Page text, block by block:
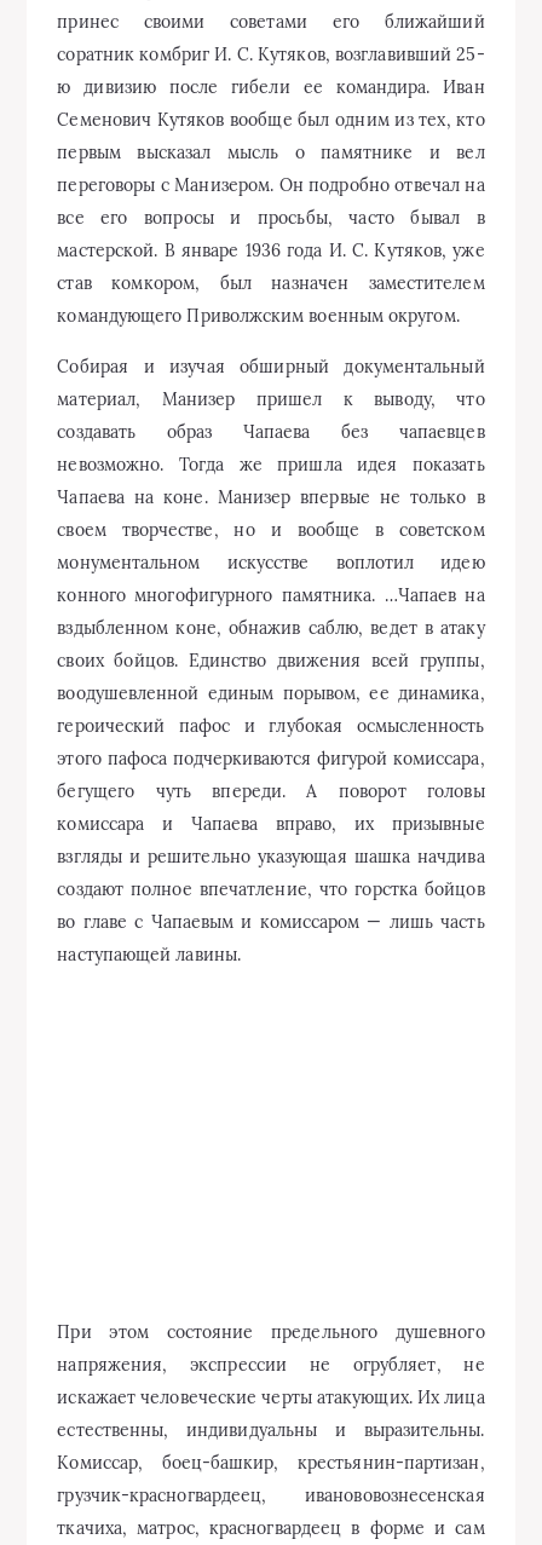
принес своими советами его ближайший
соратник комбриг И. С. Кутяков, возглавивший 25-
ю дивизию после гибели ее командира. Иван
Семенович Кутяков вообще был одним из тех, кто
первым высказал мысль о памятнике и вел
переговоры с Манизером. Он подробно отвечал на
все его вопросы и просьбы, часто бывал в
мастерской. В январе 1936 года И. С. Кутяков, уже
став комкором, был назначен заместителем
командующего Приволжским военным округом.
Собирая и изучая обширный документальный
материал, Манизер пришел к выводу, что
создавать образ Чапаева без чапаевцев
невозможно. Тогда же пришла идея показать
Чапаева на коне. Манизер впервые не только в
своем творчестве, но и вообще в советском
монументальном искусстве воплотил идею
конного многофигурного памятника. …Чапаев на
вздыбленном коне, обнажив саблю, ведет в атаку
своих бойцов. Единство движения всей группы,
воодушевленной единым порывом, ее динамика,
героический пафос и глубокая осмысленность
этого пафоса подчеркиваются фигурой комиссара,
бегущего чуть впереди. А поворот головы
комиссара и Чапаева вправо, их призывные
взгляды и решительно указующая шашка начдива
создают полное впечатление, что горстка бойцов
во главе с Чапаевым и комиссаром — лишь часть
наступающей лавины.
воображения — дал им вечную жизнь в бронзе.
«Образы, намеченные в эскизах, — писал Манизер,
— разрабатывались потом на основе подходящей
натуры. Отдельный типаж взят с
непосредственных участников гражданской
войны. Так, например, мне позировал несколько